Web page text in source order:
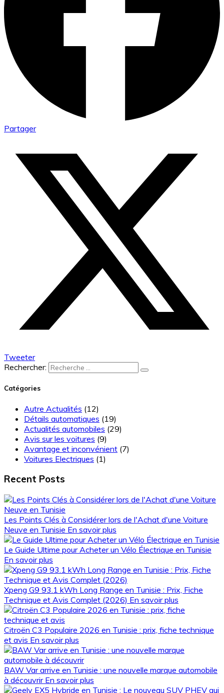
Partager
Tweeter
Rechercher:
Catégories
Autre Actualités (12)
Détails automatiques (19)
Actualités automobiles (29)
Avis sur les voitures (9)
Avantage et inconvénient (7)
Voitures Electriques (1)
Recent Posts
Les Points Clés à Considérer lors de l'Achat d'une Voiture
Neuve en Tunisie En savoir plus
Le Guide Ultime pour Acheter un Vélo Électrique en Tunisie
En savoir plus
Xpeng G9 93.1 kWh Long Range en Tunisie : Prix, Fiche
Technique et Avis Complet (2026) En savoir plus
Citroën C3 Populaire 2026 en Tunisie : prix, fiche technique
et avis En savoir plus
BAW Var arrive en Tunisie : une nouvelle marque automobile
à découvrir En savoir plus